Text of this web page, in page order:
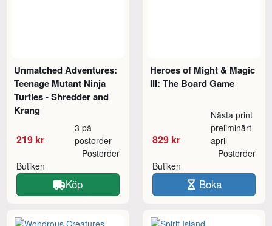
Unmatched Adventures:
Teenage Mutant Ninja
Turtles - Shredder and
Krang
219 kr
3 på
postorder
Butiken
Postorder
Köp
Heroes of Might & Magic
III: The Board Game
829 kr
Nästa print
preliminärt
april
Butiken
Postorder
Boka